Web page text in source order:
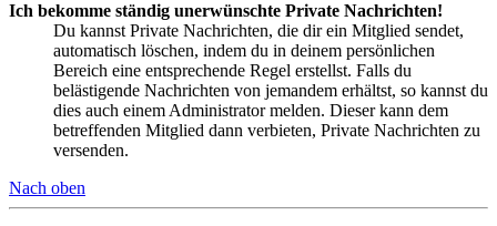
Ich bekomme ständig unerwünschte Private Nachrichten!
Du kannst Private Nachrichten, die dir ein Mitglied sendet,
automatisch löschen, indem du in deinem persönlichen
Bereich eine entsprechende Regel erstellst. Falls du
belästigende Nachrichten von jemandem erhältst, so kannst du
dies auch einem Administrator melden. Dieser kann dem
betreffenden Mitglied dann verbieten, Private Nachrichten zu
versenden.
Nach oben